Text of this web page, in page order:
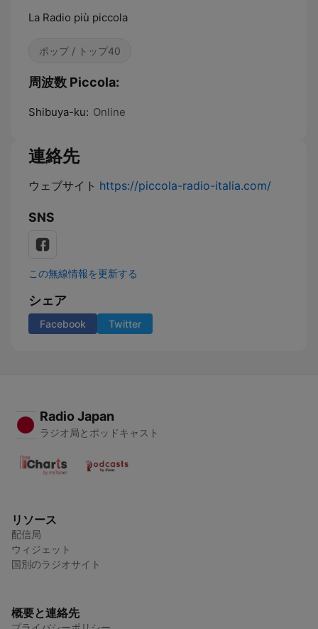
La Radio più piccola
ポップ / トップ40
周波数 Piccola:
Shibuya-ku: Online
連絡先
ウェブサイト https://piccola-radio-italia.com/
SNS
この無線情報を更新する
シェア
Facebook Twitter
Radio Japan
ラジオ局とポッドキャスト
リソース
配信局
ウィジェット
国別のラジオサイト
概要と連絡先